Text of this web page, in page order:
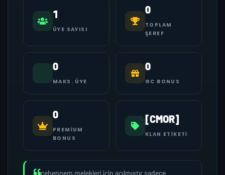
1
ÜYE SAYISI
0
TOPLAM
ŞEREF
0
MAKS. ÜYE
0
GC BONUS
0
PREMIUM
BONUS
[CMOR]
KLAN ETIKETI
cehennem melekleri için açılmıştır sadece